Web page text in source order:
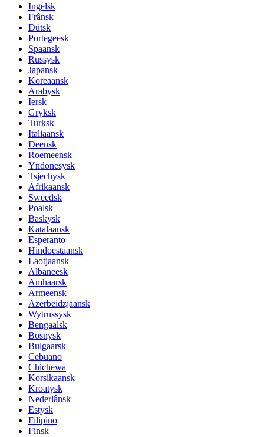
Ingelsk
Frânsk
Dútsk
Portegeesk
Spaansk
Russysk
Japansk
Koreaansk
Arabysk
Iersk
Gryksk
Turksk
Italiaansk
Deensk
Roemeensk
Yndonesysk
Tsjechysk
Afrikaansk
Sweedsk
Poalsk
Baskysk
Katalaansk
Esperanto
Hindoestaansk
Laotjaansk
Albaneesk
Amhaarsk
Armeensk
Azerbeidzjaansk
Wytrussysk
Bengaalsk
Bosnysk
Bulgaarsk
Cebuano
Chichewa
Korsikaansk
Kroatysk
Nederlânsk
Estysk
Filipino
Finsk